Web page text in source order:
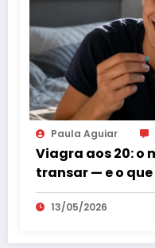
Paula Aguiar
Viagra aos 20: o
transar — e o
13/05/2026